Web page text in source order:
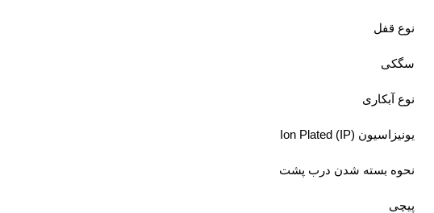
نوع قفل
سگکی
نوع آبکاری
یونیزاسیون (Ion Plated (IP
نحوه بسته شدن درب پشت
پیچی